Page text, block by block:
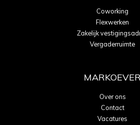
Coworking
Flexwerken
Zakelijk
Vergaderruimte
MARKOEVER
Over ons
Contact
Vacatures